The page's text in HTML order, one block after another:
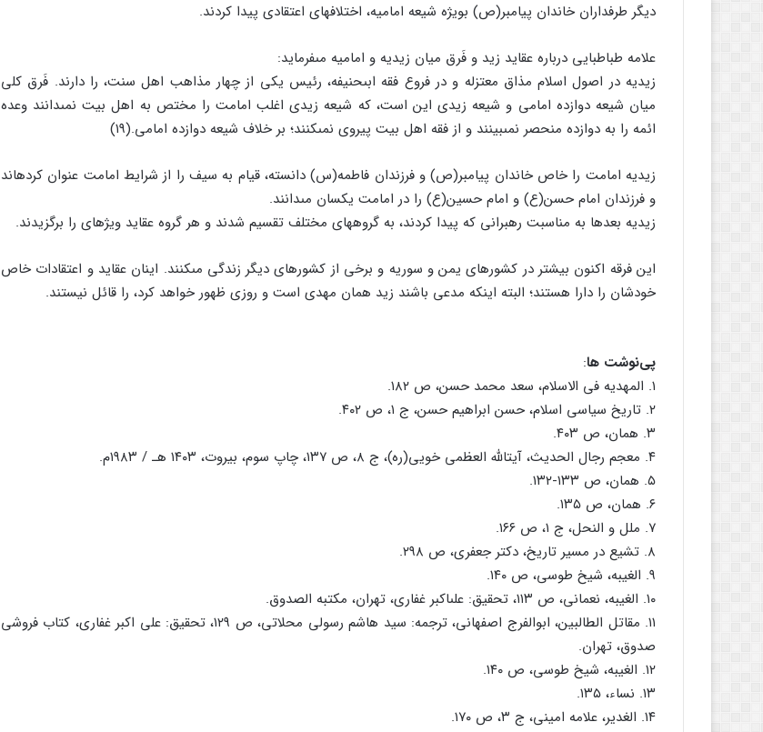
دیگر طرفداران خاندان پیامبر(ص) بویژه شیعه امامیه، اختلافهاى اعتقادى پیدا کردند.
علامه طباطبایى درباره عقاید زید و فَرق میان زیدیه و امامیه مى‏فرماید:
زیدیه در اصول اسلام مذاق معتزله و در فروع فقه ابى‏حنیفه، رئیس یکى از چهار مذاهب اهل سنت، را دارند. فَرق کلى
میان شیعه دوازده امامى و شیعه زیدى این است، که شیعه زیدى اغلب امامت را مختص به اهل بیت نمى‏دانند وعده
ائمه را به دوازده منحصر نمى‏بینند و از فقه اهل بیت پیروى نمى‏کنند؛ بر خلاف شیعه دوازده امامى.(۱۹)
زیدیه امامت را خاص خاندان پیامبر(ص) و فرزندان فاطمه(س) دانسته، قیام به سیف را از شرایط امامت عنوان کرده‏اند
و فرزندان امام حسن(ع) و امام حسین(ع) را در امامت یکسان مى‏دانند.
زیدیه بعدها به مناسبت رهبرانى که پیدا کردند، به گروه‏هاى مختلف تقسیم شدند و هر گروه عقاید ویژه‏اى را برگزیدند.
این فرقه اکنون بیشتر در کشورهاى یمن و سوریه و برخى از کشورهاى دیگر زندگى مى‏کنند. اینان عقاید و اعتقادات خاص
خودشان را دارا هستند؛ البته اینکه مدعى باشند زید همان مهدى است و روزى ظهور خواهد کرد، را قائل نیستند.
پی‌نوشت ها:
۱. المهدیه فى الاسلام، سعد محمد حسن، ص ۱۸۲.
۲. تاریخ سیاسى اسلام، حسن ابراهیم حسن، ج ۱، ص ۴۰۲.
۳. همان، ص ۴۰۳.
۴. معجم رجال الحدیث، آیت‏الله العظمى خویى(ره)، ج ۸، ص ۱۳۷، چاپ سوم، بیروت، ۱۴۰۳ هـ / ۱۹۸۳م.
۵. همان، ص ۱۳۳-۱۳۲.
۶. همان، ص ۱۳۵.
۷. ملل و النحل، ج ۱، ص ۱۶۶.
۸. تشیع در مسیر تاریخ، دکتر جعفرى، ص ۲۹۸.
۹. الغیبه، شیخ طوسى، ص ۱۴۰.
۱۰. الغیبه، نعمانى، ص ۱۱۳، تحقیق: على‏اکبر غفارى، تهران، مکتبه الصدوق.
۱۱. مقاتل الطالبین، ابوالفرج اصفهانى، ترجمه: سید هاشم رسولى محلاتى، ص ۱۲۹، تحقیق: على اکبر غفارى، کتاب فروشى
صدوق، تهران.
۱۲. الغیبه، شیخ طوسى، ص ۱۴۰.
۱۳. نساء، ۱۳۵.
۱۴. الغدیر، علامه امینى، ج ۳، ص ۱۷۰.